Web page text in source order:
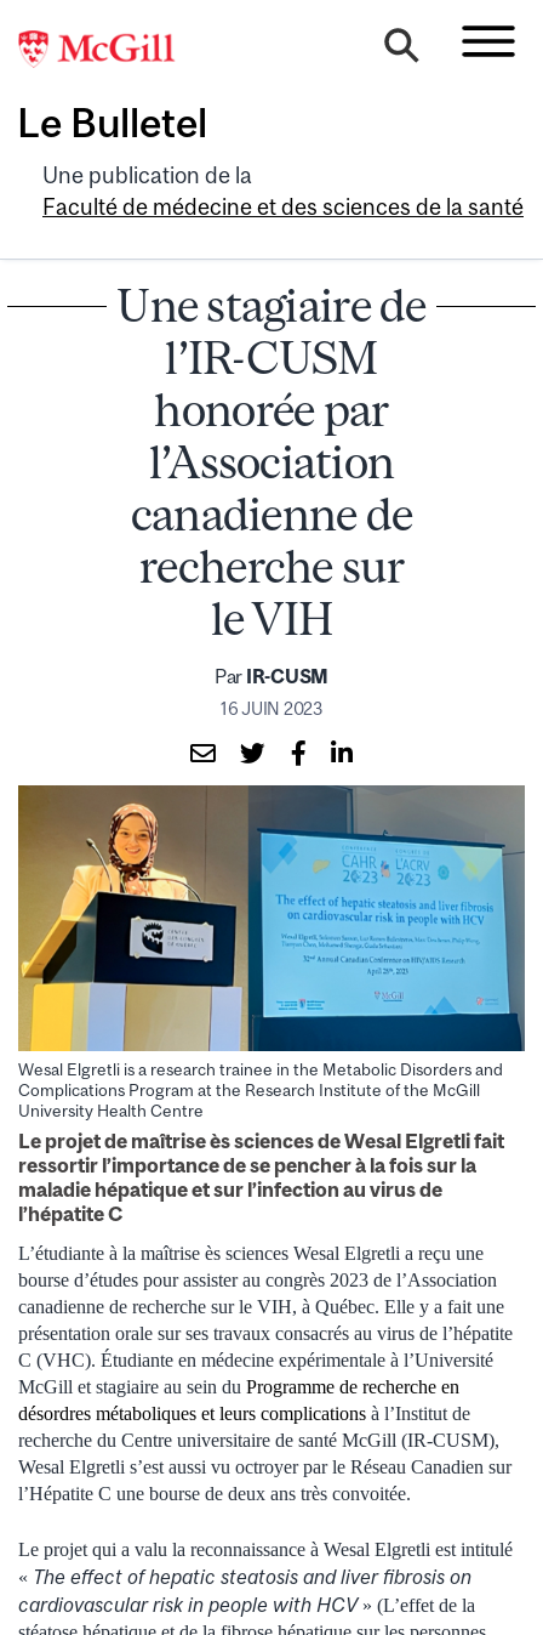
Le Bulletel
Une publication de la
Faculté de médecine et des sciences de la santé
Une stagiaire de
l’IR-CUSM
honorée par
l’Association
canadienne de
recherche sur
le VIH
Par IR-CUSM
16 JUIN 2023
Wesal Elgretli is a research trainee in the Metabolic Disorders and
Complications Program at the Research Institute of the McGill
University Health Centre
Le projet de maîtrise ès sciences de Wesal Elgretli fait
ressortir l’importance de se pencher à la fois sur la
maladie hépatique et sur l’infection au virus de
l’hépatite C
L’étudiante à la maîtrise ès sciences Wesal Elgretli a reçu une
bourse d’études pour assister au congrès 2023 de l’Association
canadienne de recherche sur le VIH, à Québec. Elle y a fait une
présentation orale sur ses travaux consacrés au virus de l’hépatite
C (VHC). Étudiante en médecine expérimentale à l’Université
McGill et stagiaire au sein du Programme de recherche en
désordres métaboliques et leurs complications à l’Institut de
recherche du Centre universitaire de santé McGill (IR-CUSM),
Wesal Elgretli s’est aussi vu octroyer par le Réseau Canadien sur
l’Hépatite C une bourse de deux ans très convoitée.
Le projet qui a valu la reconnaissance à Wesal Elgretli est intitulé
« The effect of hepatic steatosis and liver fibrosis on
cardiovascular risk in people with HCV» (L’effet de la